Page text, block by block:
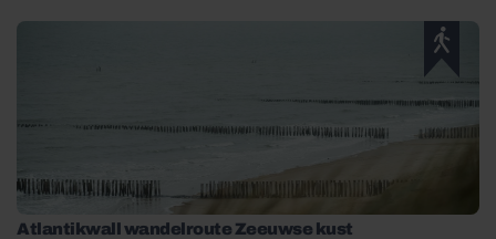
Atlantikwall wandelroute Zeeuwse kust